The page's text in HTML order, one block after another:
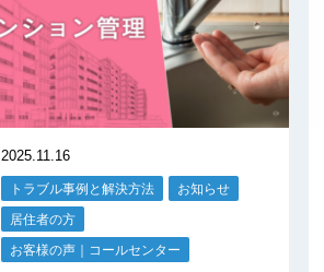
2025.11.16
トラブル事例と解決方法 お知らせ
居住者の方
お客様の声｜コールセンター